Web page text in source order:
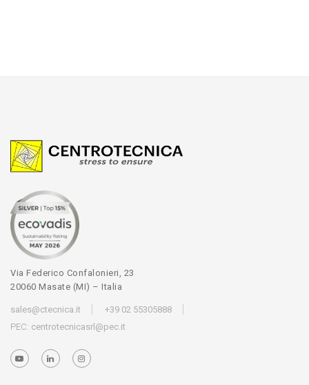
Via Federico Confalonieri, 23
20060 Masate (MI) – Italia
sales@ctecnica.it
+39 02 55305888
PEC: centrotecnicasrl@pec.it